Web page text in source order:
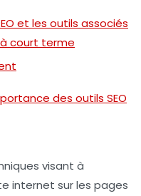
et les outils associés
court terme
des outils SEO
visant à
internet sur les pages